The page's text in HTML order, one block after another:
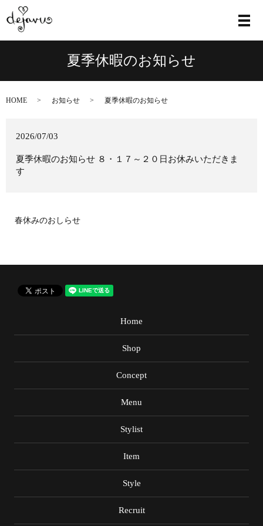
メ
夏季休暇のお知らせ
HOME お知らせ 夏季休暇のお知らせ
2026/07/03
夏季休暇のお知らせ ８・１７～２０日お休みいただきま
す
春休みのおしらせ
Home
Shop
Concept
Menu
Stylist
Item
Style
Recruit